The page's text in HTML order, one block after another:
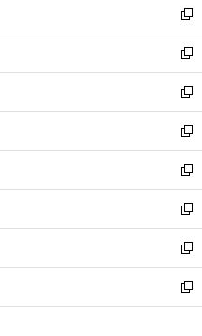
ド
ウ
で
開
く
ィ
ン
ド
ウ
で
開
く
い
ウ
ィ
ン
ド
ウ
で
開
く
新
し
い
ウ
ィ
ン
ド
ウ
で
開
く
新
し
い
ウ
ィ
ン
ド
ウ
で
開
く
新
し
い
ウ
ィ
ン
ド
ウ
で
開
く
新
し
い
ウ
ィ
ン
ド
ウ
で
開
新
し
い
ウ
ィ
ン
ド
ウ
新
し
い
ウ
ィ
ン
新
し
い
ウ
新
し